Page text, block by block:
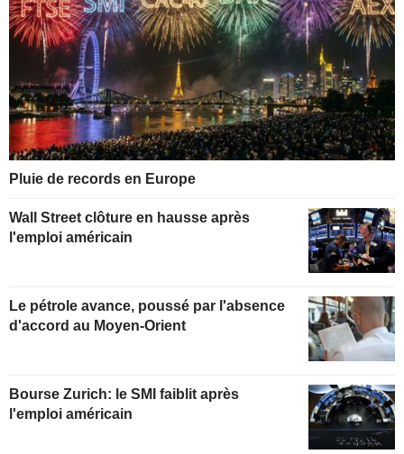
Pluie de records en Europe
Wall Street clôture en hausse après
l'emploi américain
Le pétrole avance, poussé par l'absence
d'accord au Moyen-Orient
Bourse Zurich: le SMI faiblit après
l'emploi américain